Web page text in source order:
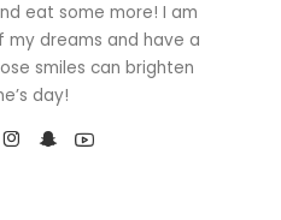
eat some more! I am
dreams and have a
smiles can brighten
day!